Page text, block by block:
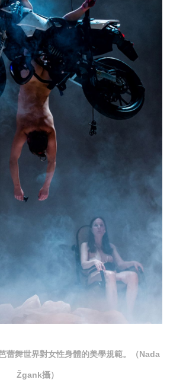
蕾舞世界對女性身體的美學規範。（Nada
Žgank攝）